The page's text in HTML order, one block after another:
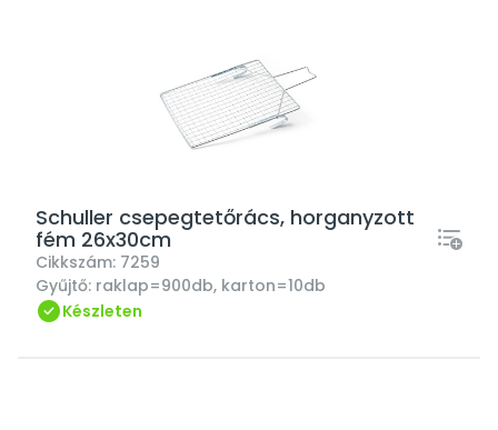
Schuller csepegtetőrács, horganyzott
fém 26x30cm
Cikkszám: 7259
Gyűjtő: raklap=900db, karton=10db
Készleten